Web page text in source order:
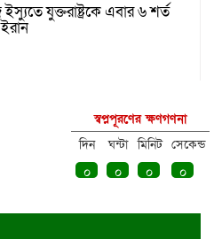
যুক্তরাষ্ট্রকে এবার ৬ শর্ত
তারেক রহমান
কোন টিভি চ্যানেলে কোন খেলা
স্বপ্নপূরণের ক্ষণগণনা
দিন
ঘন্টা মিনিট সেকেন্ড
০
০ ০ ০